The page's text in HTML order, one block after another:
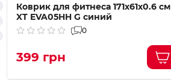
Коврик для фитнеса 171х61х0.6 см
XT EVA05HH G синий
0
399 грн